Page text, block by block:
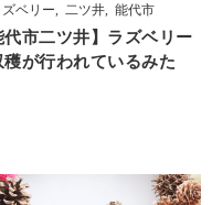
ズベリー
二ツ井 能代市
代市二ツ井】ラズベリー
穫が行われているみた